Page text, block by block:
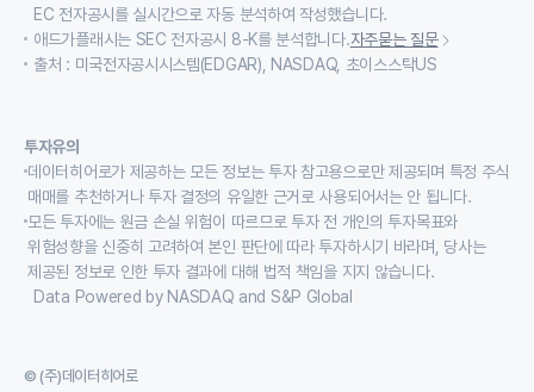
EC 전자공시를 실시간으로 자동 분석하여 작성했습니다.
애드가플래시는 SEC 전자공시 8-K를 분석합니다.자주묻는 질문
출처 : 미국전자공시시스템(EDGAR), NASDAQ, 초이스스탁US
투자유의
데이터히어로가 제공하는 모든 정보는 투자 참고용으로만 제공되며 특정 주식
매매를 추천하거나 투자 결정의 유일한 근거로 사용되어서는 안 됩니다.
모든 투자에는 원금 손실 위험이 따르므로 투자 전 개인의 투자목표와
위험성향을 신중히 고려하여 본인 판단에 따라 투자하시기 바라며, 당사는
제공된 정보로 인한 투자 결과에 대해 법적 책임을 지지 않습니다.
Data Powered by NASDAQ and S&P Global
© (주)데이터히어로